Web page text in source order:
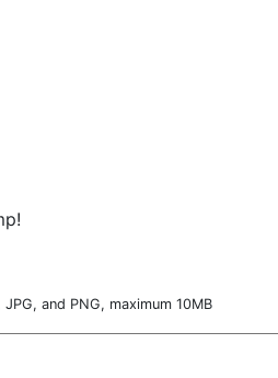
and PNG, maximum 10MB